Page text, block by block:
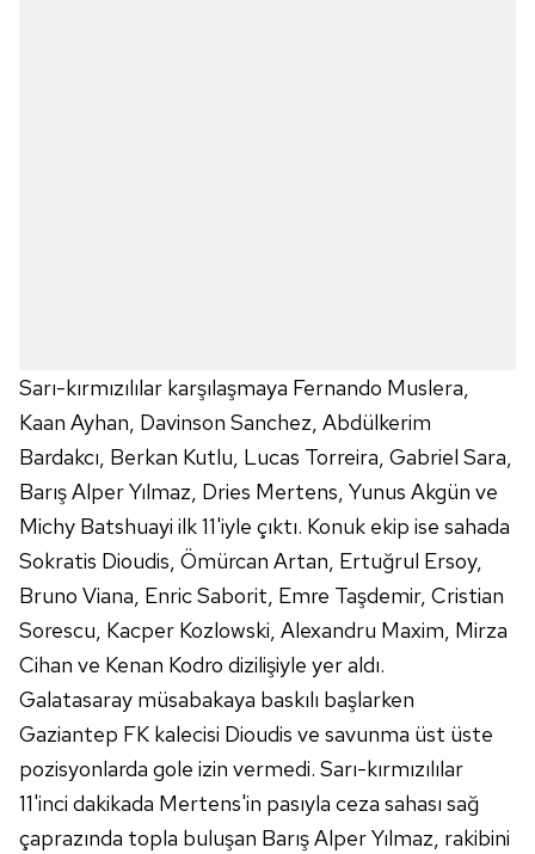
Sarı-kırmızılılar karşılaşmaya Fernando Muslera,
Kaan Ayhan, Davinson Sanchez, Abdülkerim
Bardakcı, Berkan Kutlu, Lucas Torreira, Gabriel Sara,
Barış Alper Yılmaz, Dries Mertens, Yunus Akgün ve
Michy Batshuayi ilk 11'iyle çıktı. Konuk ekip ise sahada
Sokratis Dioudis, Ömürcan Artan, Ertuğrul Ersoy,
Bruno Viana, Enric Saborit, Emre Taşdemir, Cristian
Sorescu, Kacper Kozlowski, Alexandru Maxim, Mirza
Cihan ve Kenan Kodro dizilişiyle yer aldı.
Galatasaray müsabakaya baskılı başlarken
Gaziantep FK kalecisi Dioudis ve savunma üst üste
pozisyonlarda gole izin vermedi. Sarı-kırmızılılar
11'inci dakikada Mertens'in pasıyla ceza sahası sağ
çaprazında topla buluşan Barış Alper Yılmaz, rakibini